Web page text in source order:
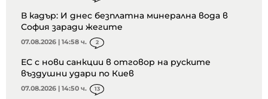
В кадър: И днес безплатна минерална вода в
София заради жегите
07.08.2026 | 14:58 ч. 2
ЕС с нови санкции в отговор на руските
въздушни удари по Киев
07.08.2026 | 14:50 ч. 13